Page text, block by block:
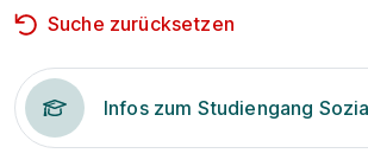
Suche zurücksetzen
Infos zum Studiengang